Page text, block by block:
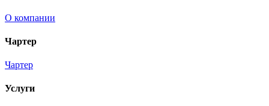
О компании
Чартер
Чартер
Услуги